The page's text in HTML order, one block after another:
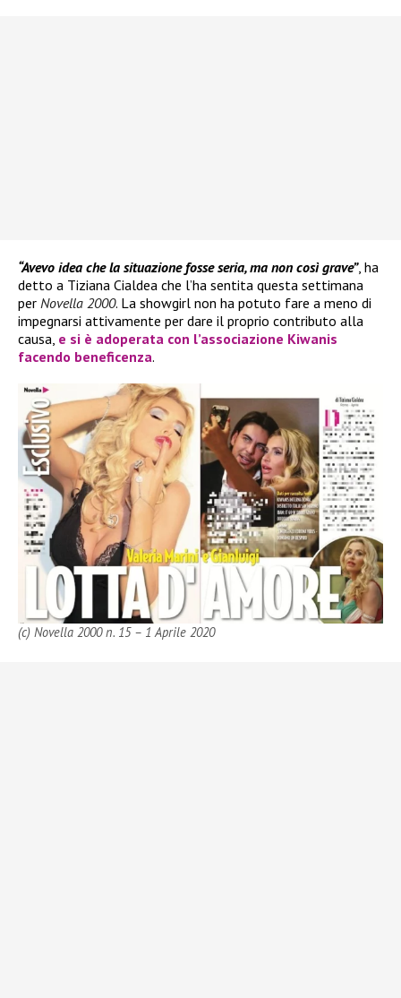
“Avevo idea che la situazione fosse seria, ma non così grave”, ha
detto a Tiziana Cialdea che l’ha sentita questa settimana
per Novella 2000. La showgirl non ha potuto fare a meno di
impegnarsi attivamente per dare il proprio contributo alla
causa, e si è adoperata con l’associazione Kiwanis
facendo beneficenza.
(c) Novella 2000 n. 15 – 1 Aprile 2020